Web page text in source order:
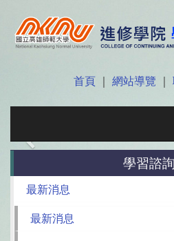
首頁 網站導覽
Previous
學習諮
最新消息
最新消息